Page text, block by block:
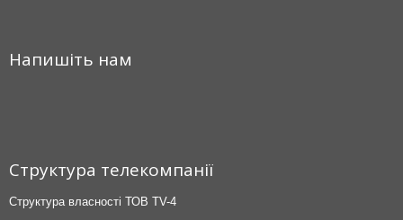
Напишіть нам
Структура телекомпанії
Структура власності ТОВ TV-4